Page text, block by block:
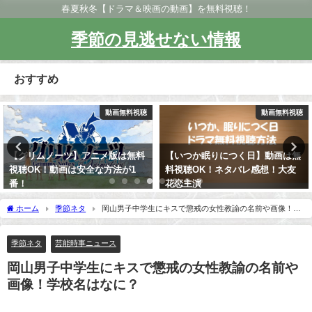
春夏秋冬【ドラマ＆映画の動画】を無料視聴！
季節の見逃せない情報
おすすめ
動画無料視聴
【いつか眠りにつく日】動画は無
料視聴OK！ネタバレ感想！大友
花恋主演
動画無料視
【カッコウの卵は誰のもの】ドラ
マは動画無料視聴OK！東野圭吾
原作！土屋太鳳主演！
ホーム 季節ネタ
岡山男子中学生にキスで懲戒の女性教諭の名前や画像！学
校名はなに？
季節ネタ 芸能時事ニュース
岡山男子中学生にキスで懲戒の女性教諭の名前や
画像！学校名はなに？